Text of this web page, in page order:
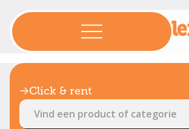
Click & rent